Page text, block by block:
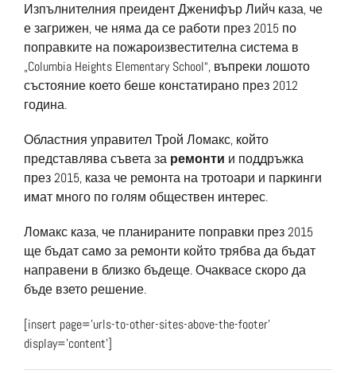
Изпълнителния преидент Дженифър Лийч каза, че
е загрижен, че няма да се работи през 2015 по
поправките на пожароизвестителна система в
„Columbia Heights Elementary School“, въпреки лошото
състояние което беше констатирано през 2012
година.
Областния управител Трой Ломакс, който
представлява съвета за ремонти и поддръжка
през 2015, каза че ремонта на тротоари и паркинги
имат много по голям обществен интерес.
Ломакс каза, че планираните поправки през 2015
ще бъдат само за ремонти който трябва да бъдат
направени в близко бъдеще. Очаквасе скоро да
бъде взето решение.
[insert page=’urls-to-other-sites-above-the-footer’
display=’content’]